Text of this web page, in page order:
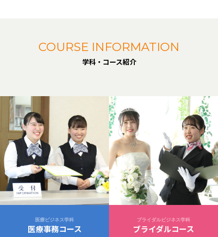
COURSE INFORMATION
学科・コース紹介
医療ビジネス学科
医療事務コース
ブライダルビジネス学科
ブライダルコース